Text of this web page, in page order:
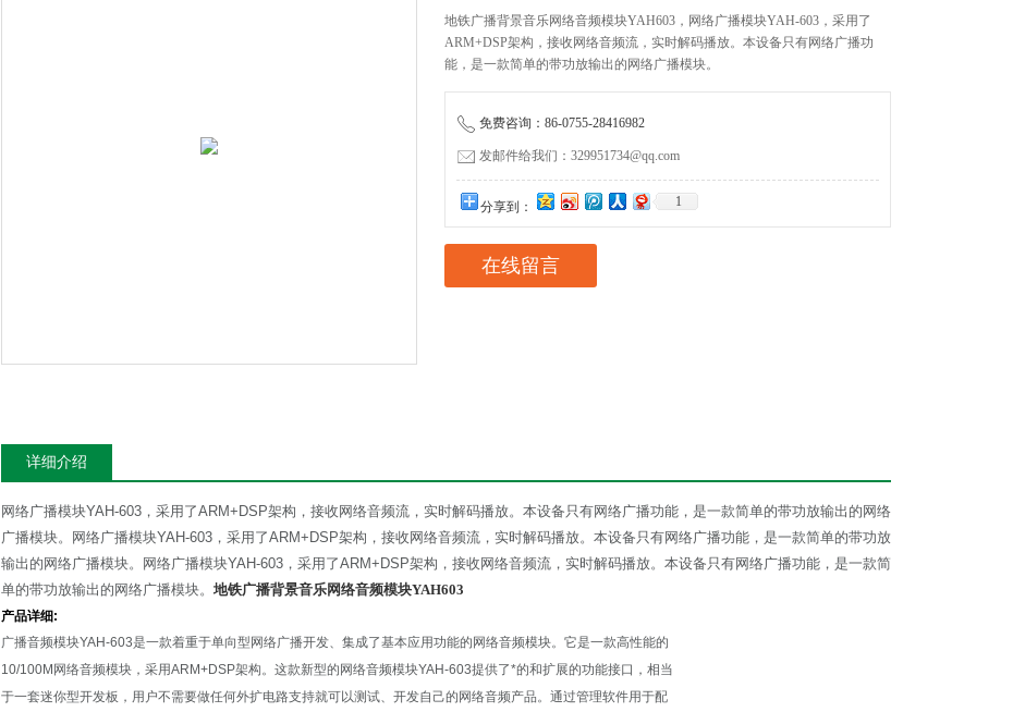
地铁广播背景音乐网络音频模块YAH603，网络广播模块YAH-603，采用了
ARM+DSP架构，接收网络音频流，实时解码播放。本设备只有网络广播功
能，是一款简单的带功放输出的网络广播模块。
免费咨询：86-0755-28416982
发邮件给我们：329951734@qq.com
分享到： 1
在线留言
详细介绍
网络广播模块YAH-603，采用了ARM+DSP架构，接收网络音频流，实时解码播放。本设备只有网络广播功能，是一款简单的带功放输出的网络
广播模块。网络广播模块YAH-603，采用了ARM+DSP架构，接收网络音频流，实时解码播放。本设备只有网络广播功能，是一款简单的带功放
输出的网络广播模块。网络广播模块YAH-603，采用了ARM+DSP架构，接收网络音频流，实时解码播放。本设备只有网络广播功能，是一款简
单的带功放输出的网络广播模块。 地铁广播背景音乐网络音频模块YAH603
产品详细:
广播音频模块YAH-603是一款着重于单向型网络广播开发、集成了基本应用功能的网络音频模块。它是一款高性能的
10/100M网络音频模块，采用ARM+DSP架构。这款新型的网络音频模块YAH-603提供了*的和扩展的功能接口，相当
于一套迷你型开发板，用户不需要做任何外扩电路支持就可以测试、开发自己的网络音频产品。通过管理软件用于配